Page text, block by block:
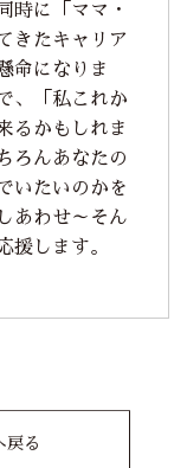
時に「ママ・
きたキャリア
命になりま
、「私これか
るかもしれま
ろんあなたの
いたいのかを
あわせ～そん
援します。
戻る